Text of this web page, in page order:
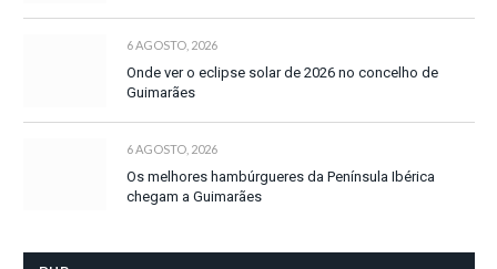
6 AGOSTO, 2026
Onde ver o eclipse solar de 2026 no concelho de
Guimarães
6 AGOSTO, 2026
Os melhores hambúrgueres da Península Ibérica
chegam a Guimarães